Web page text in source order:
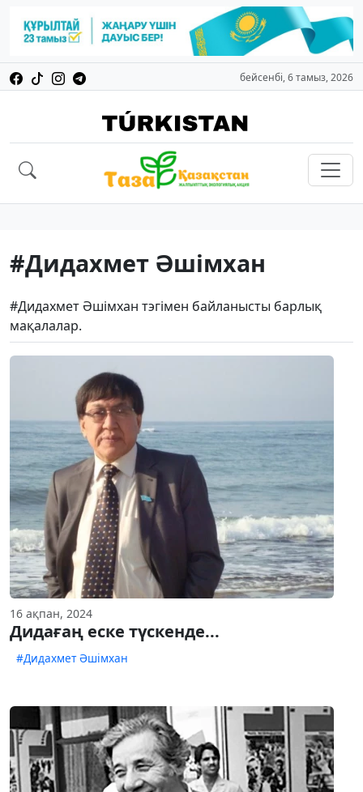
бейсенбі, 6 тамыз, 2026
#Дидахмет Әшімхан
#Дидахмет Әшімхан тэгімен байланысты барлық
мақалалар.
16 ақпан, 2024
Дидағаң еске түскенде...
#Дидахмет Әшімхан